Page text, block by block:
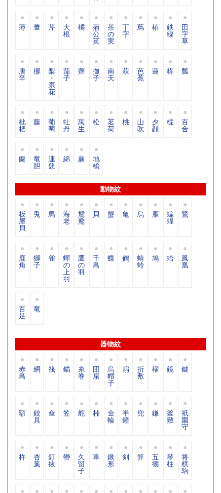
薄 董 芹 大
根
橘 蒲
公
英
茶
の
実
丁
字
蔦 椿 鉄
線
田
字
草
唐
辛
梛 梨
・
柰
花
茄
子
薺 撫
子
南
天
萩 芭
蕉
蓮 柊 瓢
枇
杷
藤 葡
萄
牡
丹
寓
生
松 茗
荷
桃 山
吹
夕
顔
楪 百
合
蘭 竜
胆
連
翹
綿 蕨 地
楡
動物紋
板
屋
貝
兎 馬 海
老
鴛
鴦
貝 蟹 亀 烏 雁 蝙
蝠
鷺
鹿
角
獅
子
雀 蟬
の
上
羽
鷹
の
羽
千
鳥
蝶 鶴 蜻
蛉
鳩 蛤 鳳
凰
百
足
竜
器物紋
赤
鳥
網 筏 錨 糸
巻
団
扇
烏
帽
子
扇 折
敷
櫂 鏡 鍵
額 鉸
具
傘 笠 舵 桛 金
輪
半
鐘
兜 鎌 釜
敷
祇
園
守
杵 杏
葉
釘
抜
轡 久
留
子
車 鍬
形
剣 笄 五
德
琴
柱
将
棋
駒